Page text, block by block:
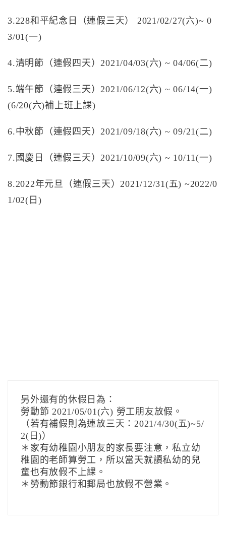
3.228和平紀念日（連假三天） 2021/02/27(六)~ 0
3/01(一)
4.清明節（連假四天）2021/04/03(六) ~ 04/06(二)
5.端午節（連假三天）2021/06/12(六) ~ 06/14(一)
(6/20(六)補上班上課)
6.中秋節（連假四天）2021/09/18(六) ~ 09/21(二)
7.國慶日（連假三天）2021/10/09(六) ~ 10/11(一)
8.2022年元旦（連假三天）2021/12/31(五) ~2022/0
1/02(日)
另外還有的休假日為：
勞動節 2021/05/01(六) 勞工朋友放假。
（若有補假則為連放三天：2021/4/30(五)~5/
2(日)）
＊家有幼稚園小朋友的家長要注意，私立幼
稚園的老師算勞工，所以當天就讀私幼的兒
童也有放假不上課。
＊勞動節銀行和郵局也放假不營業。